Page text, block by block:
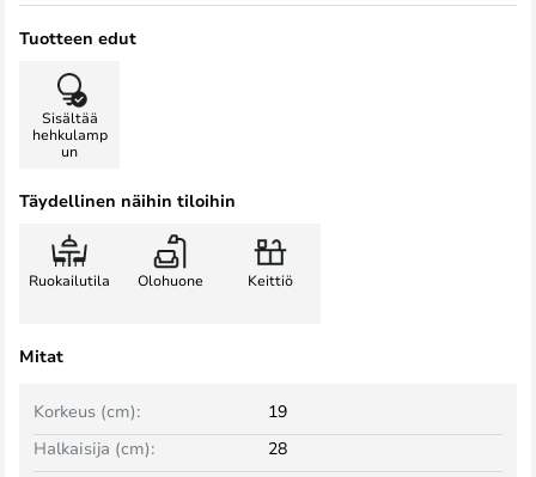
Tuotteen edut
Sisältää
hehkulamp
un
Täydellinen näihin tiloihin
Ruokailutila Olohuone Keittiö
Mitat
Korkeus (cm):
19
Halkaisija (cm):
28